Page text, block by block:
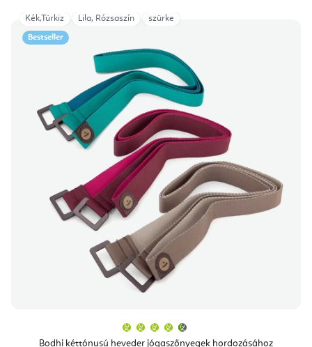
Bestseller
Bodhi kéttónusú heveder jógaszőnyegek hordozásához
átlagos
Kék,Türkiz Lila, Rózsaszín szürke